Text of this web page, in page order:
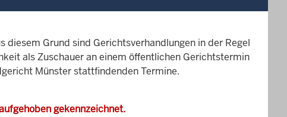
Grund sind Gerichtsverhandlungen in der Regel
als Zuschauer an einem öffentlichen Gerichtstermin
Münster stattfindenden Termine.
gekennzeichnet.